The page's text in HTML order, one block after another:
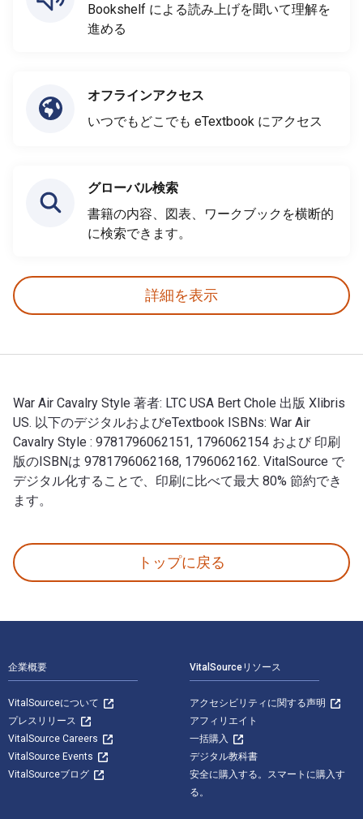
Bookshelf による読み上げを聞いて理解を
進める
オフラインアクセス
いつでもどこでも eTextbook にアクセス
グローバル検索
書籍の内容、図表、ワークブックを横断的
に検索できます。
詳細を表示
War Air Cavalry Style 著者: LTC USA Bert Chole 出版 Xlibris
US. 以下のデジタルおよびeTextbook ISBNs: War Air
Cavalry Style : 9781796062151, 1796062154 および 印刷
版のISBNは 9781796062168, 1796062162. VitalSource で
デジタル化することで、印刷に比べて最大 80% 節約でき
ます。
トップに戻る
企業概要
VitalSourceについて
プレスリリース
VitalSource Careers
VitalSource Events
VitalSourceブログ
VitalSourceリソース
アクセシビリティに関する声明
アフィリエイト
一括購入
デジタル教科書
安全に購入する。スマートに購入す
る。